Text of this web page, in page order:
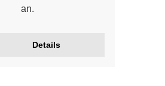
Deckengarnitur
Etwaige Farb-
an.
Details